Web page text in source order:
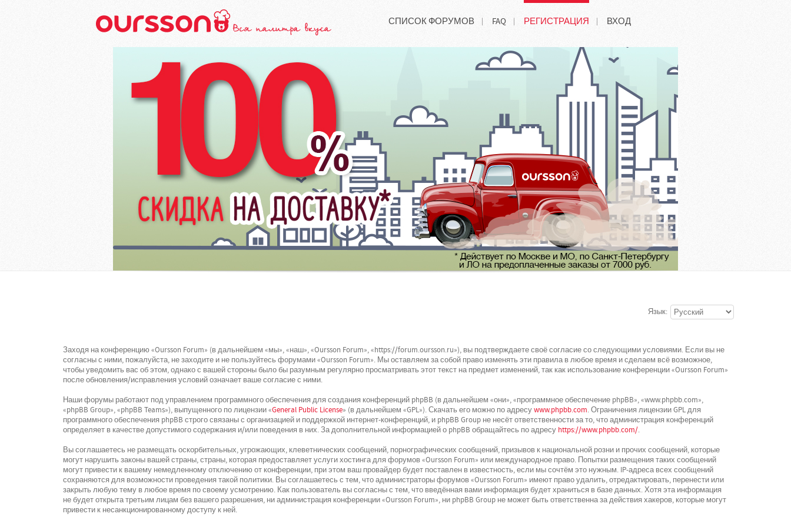
СПИСОК ФОРУМОВ FAQ РЕГИСТРАЦИЯ ВХОД
Язык:
Заходя на конференцию «Oursson Forum» (в дальнейшем «мы», «наш», «Oursson Forum», «https://forum.oursson.ru»), вы подтверждаете своё согласие со следующими условиями. Если вы не
согласны с ними, пожалуйста, не заходите и не пользуйтесь форумами «Oursson Forum». Мы оставляем за собой право изменять эти правила в любое время и сделаем всё возможное,
чтобы уведомить вас об этом, однако с вашей стороны было бы разумным регулярно просматривать этот текст на предмет изменений, так как использование конференции «Oursson Forum»
после обновления/исправления условий означает ваше согласие с ними.
Наши форумы работают под управлением программного обеспечения для создания конференций phpBB (в дальнейшем «они», «программное обеспечение phpBB», «www.phpbb.com»,
«phpBB Group», «phpBB Teams»), выпущенного по лицензии «General Public License» (в дальнейшем «GPL»). Скачать его можно по адресуwww.phpbb.com. Ограничения лицензии GPL для
программного обеспечения phpBB строго связаны с организацией и поддержкой интернет-конференций, и phpBB Group не несёт ответственности за то, что администрация конференций
определяет в качестве допустимого содержания и/или поведения в них. За дополнительной информацией о phpBB обращайтесь по адресу https://www.phpbb.com/.
Вы соглашаетесь не размещать оскорбительных, угрожающих, клеветнических сообщений, порнографических сообщений, призывов к национальной розни и прочих сообщений, которые
могут нарушить законы вашей страны, страны, которая предоставляет услуги хостинга для форумов «Oursson Forum» или международное право. Попытки размещения таких сообщений
могут привести к вашему немедленному отключению от конференции, при этом ваш провайдер будет поставлен в известность, если мы сочтём это нужным. IP-адреса всех сообщений
сохраняются для возможности проведения такой политики. Вы соглашаетесь с тем, что администраторы форумов «Oursson Forum» имеют право удалить, отредактировать, перенести или
закрыть любую тему в любое время по своему усмотрению. Как пользователь вы согласны с тем, что введённая вами информация будет храниться в базе данных. Хотя эта информация
не будет открыта третьим лицам без вашего разрешения, ни администрация конференции «Oursson Forum», ни phpBB Group не может быть ответственна за действия хакеров, которые могут
привести к несанкционированному доступу к ней.